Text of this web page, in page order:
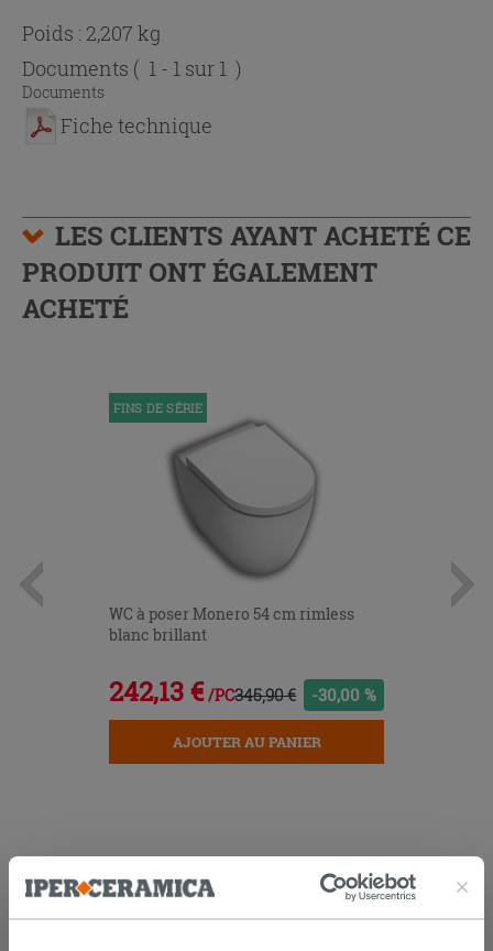
Poids : 2,207 kg
Documents ( 1 - 1 sur 1 )
Documents
Fiche technique
LES CLIENTS AYANT ACHETÉ CE
PRODUIT ONT ÉGALEMENT
ACHETÉ
FINS DE SÉRIE
WC à poser Monero 54 cm rimless
blanc brillant
242,13 € /PC345,90 € -30,00 %
AJOUTER AU PANIER